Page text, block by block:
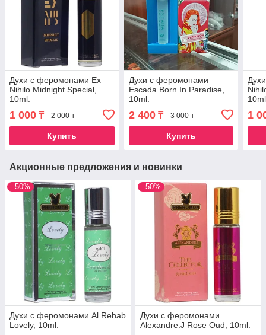
Духи с феромонами Ex
Nihilo Midnight Special,
10ml.
1 000 ₸ 2 000 ₸
Купить
Духи с феромонами
Escada Born In Paradise,
10ml.
2 400₸ 3 000 ₸
Купить
1
Акционные предложения и новинки
–50%
Духи с феромонами Al Rehab
Lovely, 10ml.
–50%
Духи с феромонами
Alexandre.J Rose Oud, 10ml.